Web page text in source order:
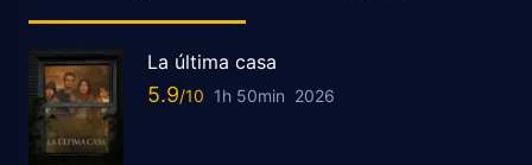
La última casa
5.9 1h 50min 2026